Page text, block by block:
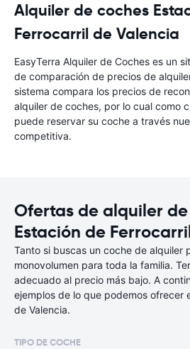
Alquiler de coches
Ferrocarril de Valencia
EasyTerra Alquiler de Coches es un
de comparación de precios de
sistema compara los precios de
alquiler de coches, por lo cual como
puede reservar su coche a través
competitiva.
Ofertas de alquiler
Estación de
Tanto si buscas un coche de alquiler
monovolumen para toda la familia.
adecuado al precio más bajo. A
ejemplos de lo que podemos ofrecer
de Valencia.
TIPO DE COCHE